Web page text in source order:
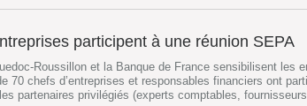
participent à une réunion SEPA
Roussillon et la Banque de France sensibilisent les
70 chefs d’entreprises et responsables financiers ont
partenaires privilégiés (experts comptables,